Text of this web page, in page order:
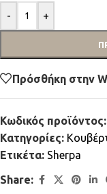
- +
Πρόσθήκη στην
Κωδικός προϊόντος:
Κατηγορίες:
Ετικέτα: Sherpa
Share: